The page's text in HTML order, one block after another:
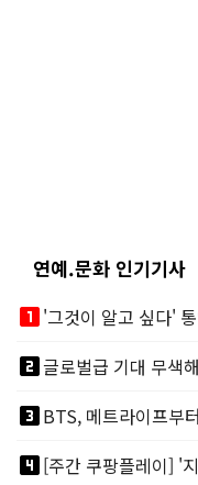
연예.문화 인기기사
looks_one
looks_two글로벌급 기대 무색
looks_3
looks_4